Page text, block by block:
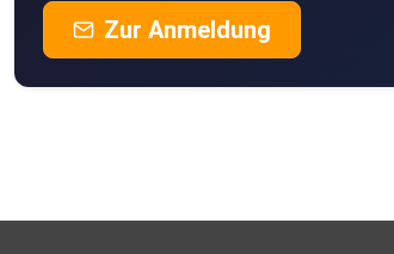
Zur Anmeldung